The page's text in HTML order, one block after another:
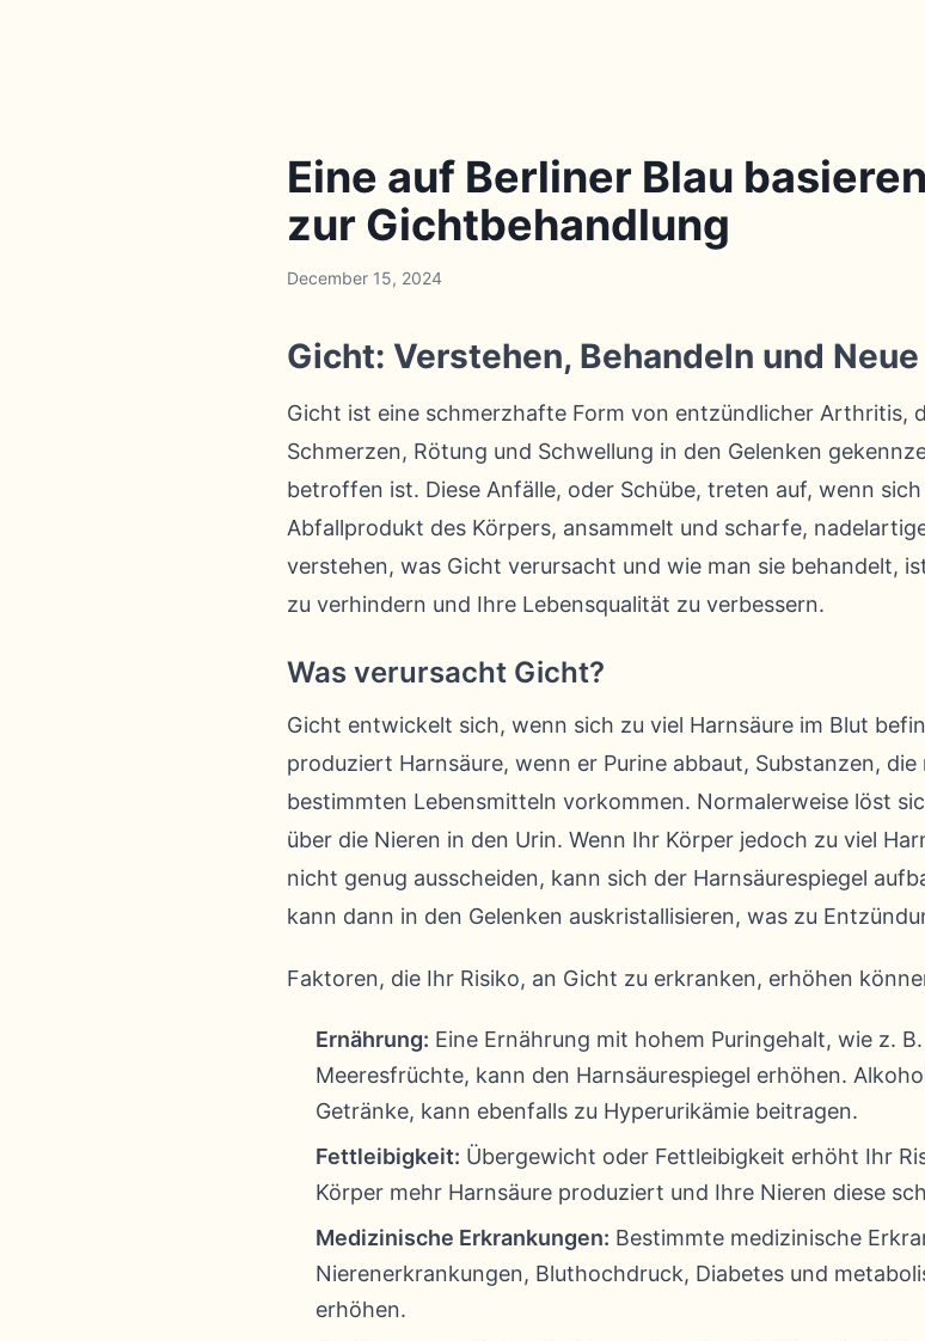
Eine auf Berliner Blau
zur Gichtbehandlung
December 15, 2024
Gicht: Verstehen, Behandeln und
Gicht ist eine schmerzhafte Form von entzündlicher Arthritis,
Schmerzen, Rötung und Schwellung in den Gelenken
betroffen ist. Diese Anfälle, oder Schübe, treten auf, wenn
Abfallprodukt des Körpers, ansammelt und scharfe,
verstehen, was Gicht verursacht und wie man sie behandelt,
zu verhindern und Ihre Lebensqualität zu verbessern.
Was verursacht Gicht?
Gicht entwickelt sich, wenn sich zu viel Harnsäure im Blut
produziert Harnsäure, wenn er Purine abbaut, Substanzen,
bestimmten Lebensmitteln vorkommen. Normalerweise löst
über die Nieren in den Urin. Wenn Ihr Körper jedoch zu viel
nicht genug ausscheiden, kann sich der Harnsäurespiegel
kann dann in den Gelenken auskristallisieren, was zu
Faktoren, die Ihr Risiko, an Gicht zu erkranken, erhöhen
Ernährung: Eine Ernährung mit hohem Puringehalt, wie z.
Meeresfrüchte, kann den Harnsäurespiegel erhöhen.
Getränke, kann ebenfalls zu Hyperurikämie beitragen.
Fettleibigkeit: Übergewicht oder Fettleibigkeit erhöht Ihr
Körper mehr Harnsäure produziert und Ihre Nieren diese
Medizinische Erkrankungen: Bestimmte medizinische
Nierenerkrankungen, Bluthochdruck, Diabetes und
erhöhen.